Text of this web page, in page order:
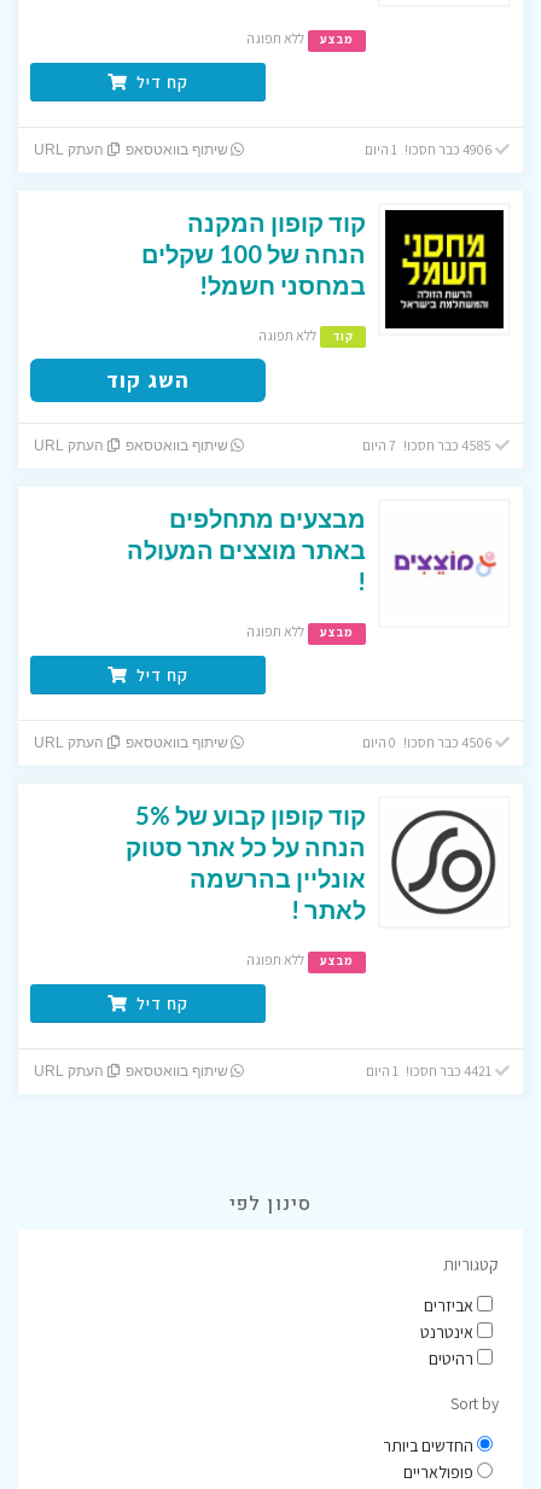
מבצע ללא תפוגה
קח דיל
4906 כבר חסכו! 1 היום שיתוף בוואטסאפ העתק URL
קוד קופון המקנה
הנחה של 100 שקלים
במחסני חשמל!
קוד ללא תפוגה
השג קוד
שיתוף בוואטסאפ העתק URL
מבצעים מתחלפים
באתר מוצצים המעולה
!
מבצע ללא תפוגה
קח דיל
4506 כבר חסכו! 0 היום שיתוף בוואטסאפ העתק URL
קוד קופון קבוע של 5%
הנחה על כל אתר סטוק
אונליין בהרשמה
לאתר !
מבצע ללא תפוגה
קח דיל
שיתוף בוואטסאפ העתק URL
סינון לפי
קטגוריות
אביזרים
אינטרנט
רהיטים
Sort by
החדשים ביותר
פופולאריים